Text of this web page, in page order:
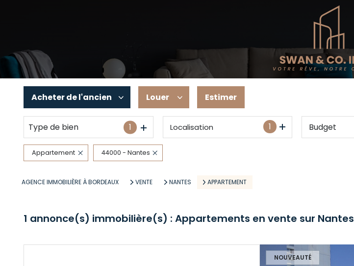
Acheterde l'ancien
De l'ancien
Louer
à l'année
Estimer
Type de bien 1 1
Localisation Budget
Appartement 44000 - Nantes
AGENCE IMMOBILIÈRE À BORDEAUX VENTE NANTES APPARTEMENT
1 annonce(s) immobilière(s) : Appartements en vente sur Nantes
NOUVEAUTÉ